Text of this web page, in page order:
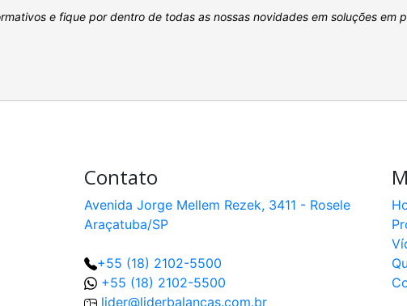
e fique por dentro de todas as nossas novidades em soluções em
Contato
Avenida Jorge Mellem Rezek, 3411 - Rosele
Araçatuba/SP
+55 (18) 2102-5500
+55 (18) 2102-5500
lider@liderbalancas.com.br